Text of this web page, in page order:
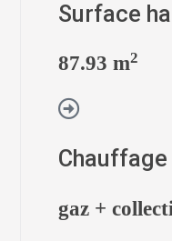
Surface
87.93 m2
Chauffage
gaz +